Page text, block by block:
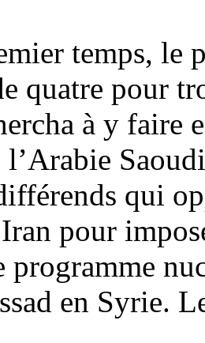
temps, le
quatre pour
à y faire
qui
pour
en Syrie.